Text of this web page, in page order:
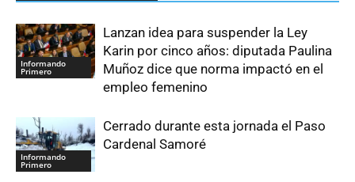
Informando
Primero
Lanzan idea para suspender la Ley
Karin por cinco años: diputada Paulina
Muñoz dice que norma impactó en el
empleo femenino
Informando
Primero
Cerrado durante esta jornada el Paso
Cardenal Samoré